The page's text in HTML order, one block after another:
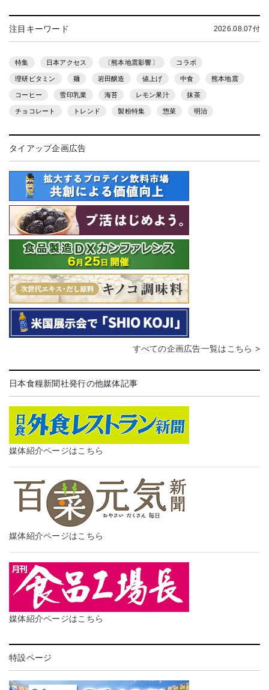
注目キーワード 2026.08.07付
特集 日本アクセス 〔熊本地震影響〕 コラボ
理研ビタミン 麺 岩田醸造 値上げ 中食 熊本地震
コーヒー 雪印乳業 海苔 レモン果汁 抹茶
チョコレート トレンド 製粉特集 惣菜 明治
タイアップ企画広告
すべての企画広告一覧はこちら >
日本食糧新聞社発行の他媒体記事
媒体紹介ページはこちら
媒体紹介ページはこちら
媒体紹介ページはこちら
特設ページ